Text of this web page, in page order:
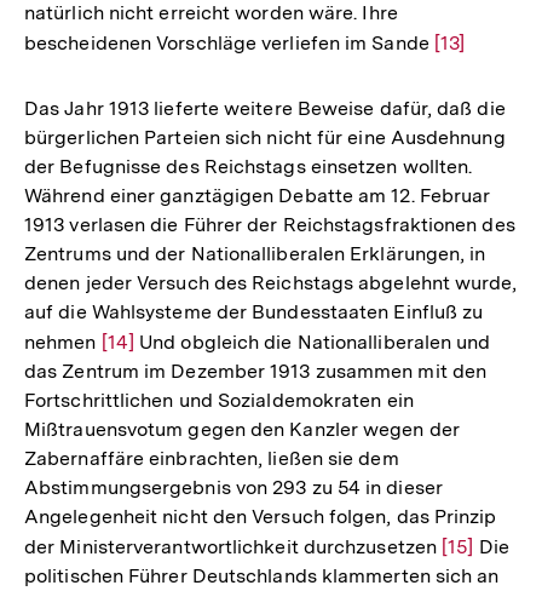
natürlich nicht erreicht worden wäre. Ihre
bescheidenen Vorschläge verliefen im Sande Zur
der
Fußnote
[13]
Das Jahr 1913 lieferte weitere Beweise dafür, daß die
bürgerlichen Parteien sich nicht für eine Ausdehnung
der Befugnisse des Reichstags einsetzen wollten.
Während einer ganztägigen Debatte am 12. Februar
1913 verlasen die Führer der Reichstagsfraktionen des
Zentrums und der Nationalliberalen Erklärungen, in
denen jeder Versuch des Reichstags abgelehnt wurde,
auf die Wahlsysteme der Bundesstaaten Einfluß zu
nehmen Zur
Auflösung
der
Fußnote
[14] Und obgleich die Nationalliberalen und
das Zentrum im Dezember 1913 zusammen mit den
Fortschrittlichen und Sozialdemokraten ein
Mißtrauensvotum gegen den Kanzler wegen der
Zabernaffäre einbrachten, ließen sie dem
Abstimmungsergebnis von 293 zu 54 in dieser
Angelegenheit nicht den Versuch folgen, das Prinzip
der Ministerverantwortlichkeit durchzusetzen Zur
Auflösung
[15] Die
politischen Führer Deutschlands klammerten sich an